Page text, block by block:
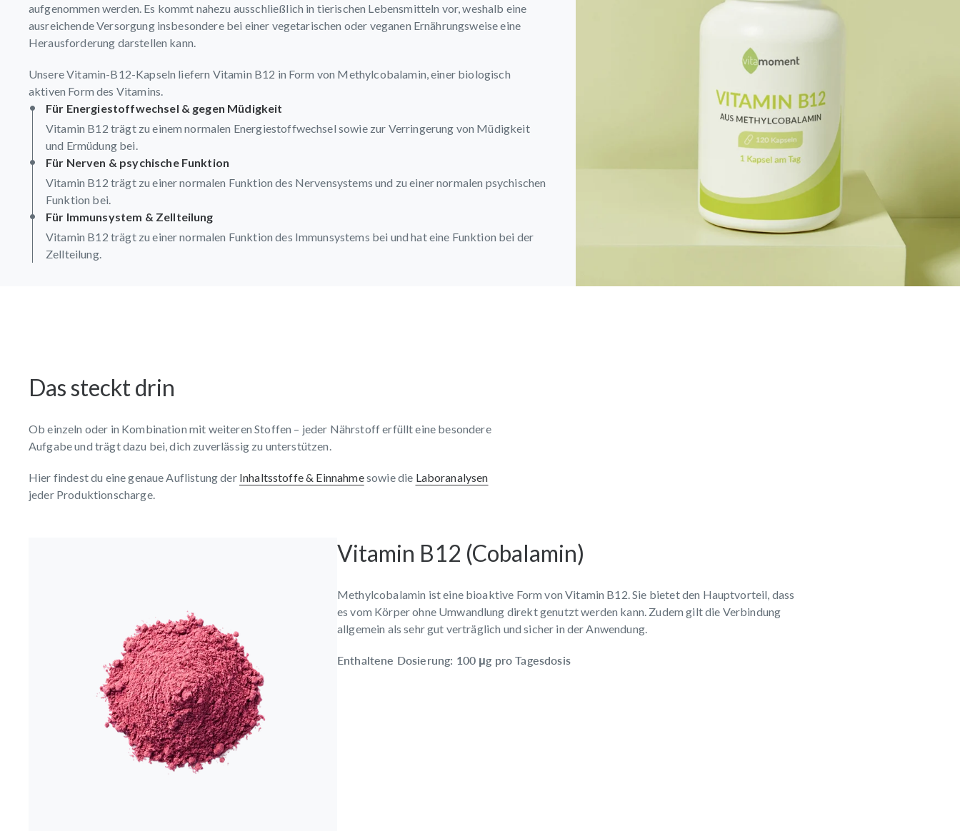
aufgenommen werden. Es kommt nahezu ausschließlich in tierischen Lebensmitteln vor, weshalb eine
ausreichende Versorgung insbesondere bei einer vegetarischen oder veganen Ernährungsweise eine
Herausforderung darstellen kann.
Unsere Vitamin-B12-Kapseln liefern Vitamin B12 in Form von Methylcobalamin, einer biologisch
aktiven Form des Vitamins.
Für Energiestoffwechsel & gegen Müdigkeit
Vitamin B12 trägt zu einem normalen Energiestoffwechsel sowie zur Verringerung von Müdigkeit
und Ermüdung bei.
Für Nerven & psychische Funktion
Vitamin B12 trägt zu einer normalen Funktion des Nervensystems und zu einer normalen psychischen
Funktion bei.
Für Immunsystem & Zellteilung
Vitamin B12 trägt zu einer normalen Funktion des Immunsystems bei und hat eine Funktion bei der
Zellteilung.
Das steckt drin
Ob einzeln oder in Kombination mit weiteren Stoffen – jeder Nährstoff erfüllt eine besondere
Aufgabe und trägt dazu bei, dich zuverlässig zu unterstützen.
Hier findest du eine genaue Auflistung der Inhaltsstoffe & Einnahmesowie die Laboranalysen
jeder Produktionscharge.
Vitamin B12 (Cobalamin)
Methylcobalamin ist eine bioaktive Form von Vitamin B12. Sie bietet den Hauptvorteil, dass
es vom Körper ohne Umwandlung direkt genutzt werden kann. Zudem gilt die Verbindung
allgemein als sehr gut verträglich und sicher in der Anwendung.
Enthaltene Dosierung: 100 μg pro Tagesdosis